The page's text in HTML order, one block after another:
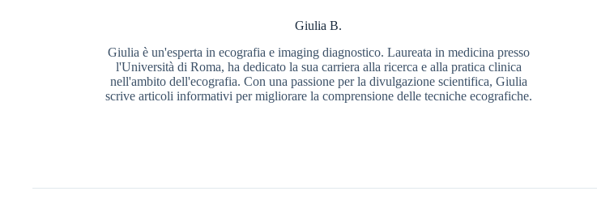
Giulia B.
Giulia è un'esperta in ecografia e imaging diagnostico. Laureata in medicina presso
l'Università di Roma, ha dedicato la sua carriera alla ricerca e alla pratica clinica
nell'ambito dell'ecografia. Con una passione per la divulgazione scientifica, Giulia
scrive articoli informativi per migliorare la comprensione delle tecniche ecografiche.